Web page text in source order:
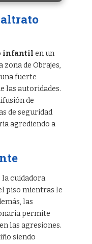
infantil en un
zona de Obrajes,
fuerte
las autoridades.
de
de seguridad
agrediendo a
la cuidadora
piso mientras le
las
permite
las agresiones.
siendo